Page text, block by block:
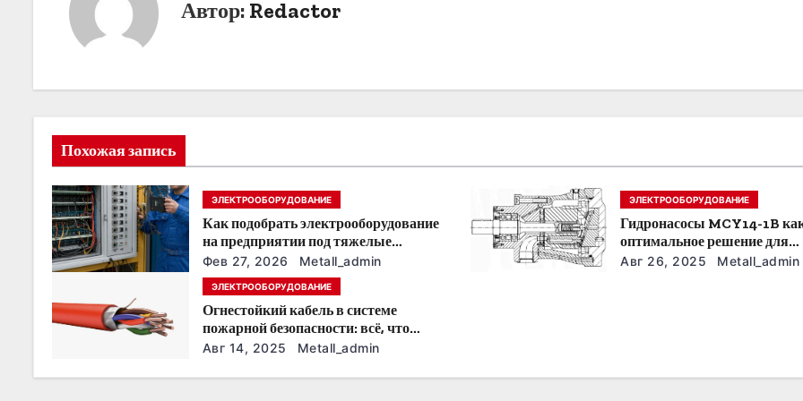
ц
я
п
о
з
а
п
и
Автор: Redactor
Похожая запись
ЭЛЕКТРООБОРУДОВАНИЕ
Как подобрать электрооборудование
на предприятии под тяжелые
условия эксплуатации
Фев 27, 2026 Metall_admin
ЭЛЕКТРООБОРУДОВАНИЕ
Гидронасосы MCY14-1B
оптимальное решение для
модернизации гидросистем
Авг 26, 2025 Metall_admin
ЭЛЕКТРООБОРУДОВАНИЕ
Огнестойкий кабель в системе
пожарной безопасности: всё, что
нужно знать
Авг 14, 2025 Metall_admin